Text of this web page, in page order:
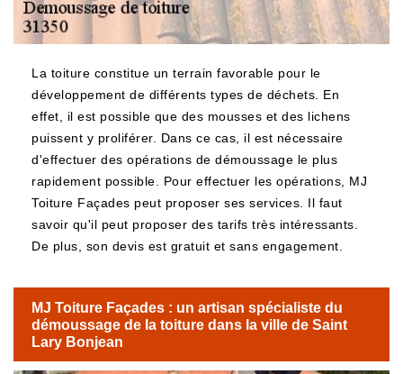
La toiture constitue un terrain favorable pour le
développement de différents types de déchets. En
effet, il est possible que des mousses et des lichens
puissent y proliférer. Dans ce cas, il est nécessaire
d'effectuer des opérations de démoussage le plus
rapidement possible. Pour effectuer les opérations, MJ
Toiture Façades peut proposer ses services. Il faut
savoir qu'il peut proposer des tarifs très intéressants.
De plus, son devis est gratuit et sans engagement.
MJ Toiture Façades : un artisan spécialiste du
démoussage de la toiture dans la ville de Saint
Lary Bonjean